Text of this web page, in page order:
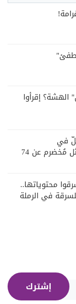
الهشة؟ إقرأوا
في
المستشفى... رحيل ممثل مُخضرم عن 74
محتوياتها..
في الرملة
إشترك